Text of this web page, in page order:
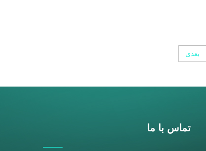
بعدی
تماس با ما